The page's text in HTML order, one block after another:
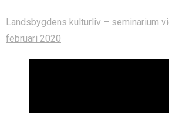
- Styrande dokument
Landsbygdens kulturliv – seminarium
februari 2020